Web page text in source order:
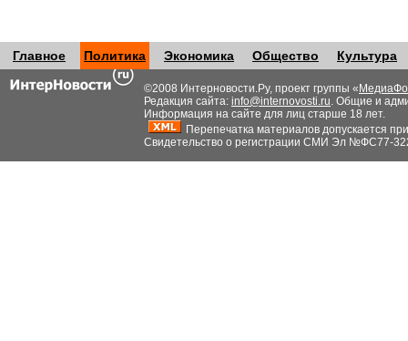
Главное Политика Экономика Общество Культура
©2008 Интерновости.Ру, проект группы «
Редакция сайта: info@internovosti.ru. Общие и
Информация на сайте для лиц старше 18 лет.
Перепечатка материалов допускается
Свидетельство о регистрации СМИ Эл №ФС77-